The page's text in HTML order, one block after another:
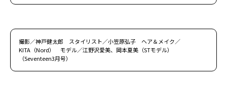
撮影／神戸健太郎 スタイリスト／小笠原弘子 ヘア＆メイク／
KITA（Nord） モデル／江野沢愛美、岡本夏美（STモデル）
（Seventeen3月号）